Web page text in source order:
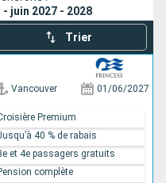
juin 2027 - 2028
Trier
Vancouver 01/06/2027
Premium
40 % de rabais
et 4e passagers gratuits
complète